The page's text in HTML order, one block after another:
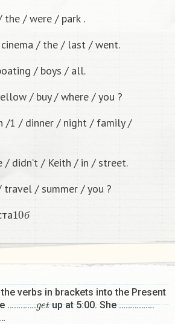
/ were / park .
/ the / last / went.
/ boys / all.
/ buy / where / you ?
/1 / dinner / night / family /
didn’t / Keith / in / street.
/ summer / you ?
б
10
verbs in brackets into the Present
………….g etup at 5:00. She …………….
…